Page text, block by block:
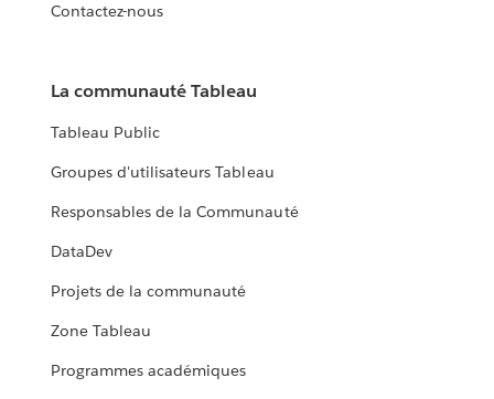
Contactez-nous
La communauté Tableau
Tableau Public
Groupes d'utilisateurs Tableau
Responsables de la Communauté
DataDev
Projets de la communauté
Zone Tableau
Programmes académiques